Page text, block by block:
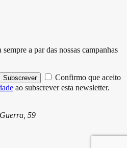
a par das nossas campanhas
Subscrever
Confirmo que aceito
ao subscrever esta newsletter.
59